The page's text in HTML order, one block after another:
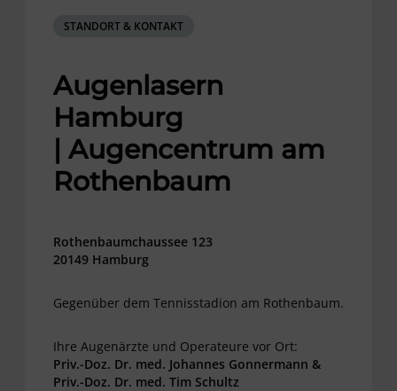
STANDORT & KONTAKT
Augenlasern
Hamburg
| Augencentrum am
Rothenbaum
Rothenbaumchaussee 123
20149 Hamburg
Gegenüber dem Tennisstadion am Rothenbaum.
Ihre Augenärzte und Operateure vor Ort:
Priv.-Doz. Dr. med. Johannes Gonnermann &
Priv.-Doz. Dr. med. Tim Schultz